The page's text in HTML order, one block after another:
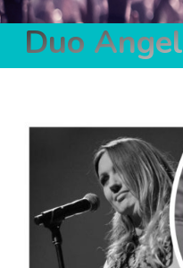
Duo Angel